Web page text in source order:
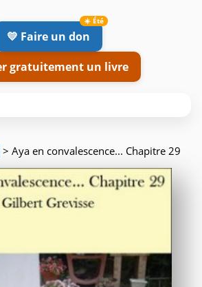
💛 Faire un don
gratuitement un livre
> Aya en convalescence... Chapitre 29